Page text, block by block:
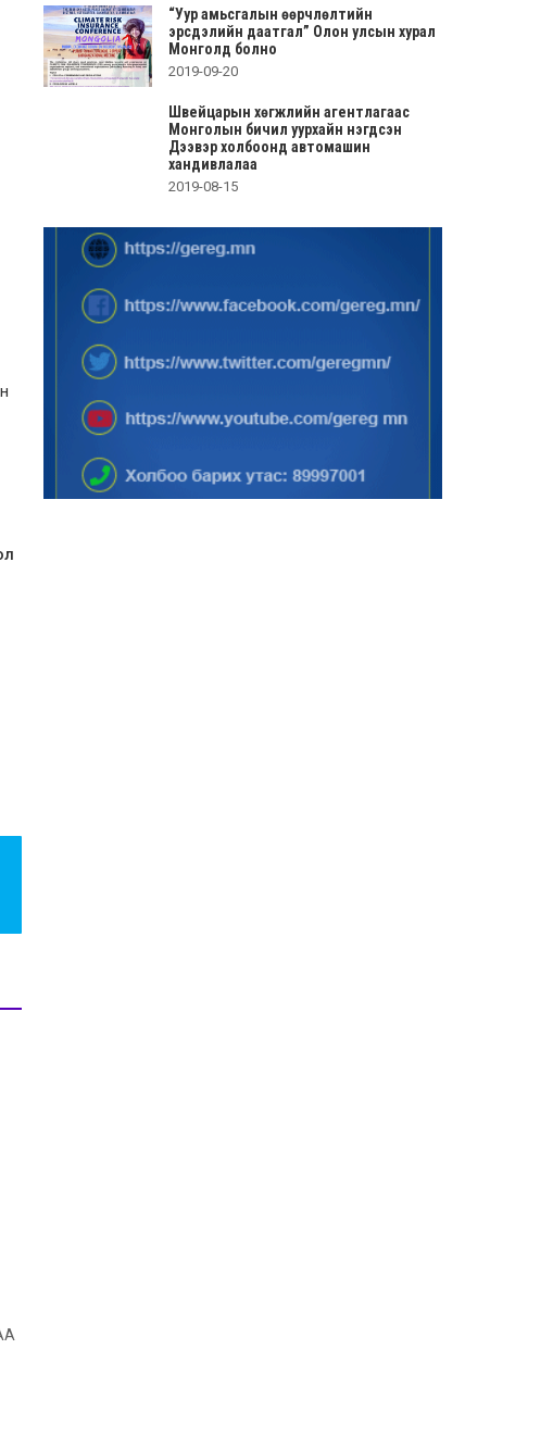
“Уур амьсгалын өөрчлөлтийн
эрсдэлийн даатгал” Олон улсын хурал
Монголд болно
2019-09-20
Швейцарын хөгжлийн агентлагаас
Монголын бичил уурхайн нэгдсэн
Дээвэр холбоонд автомашин
хандивлалаа
2019-08-15